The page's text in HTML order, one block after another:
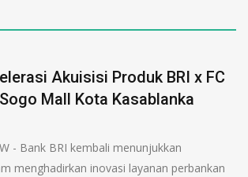
Akuisisi Produk BRI x FC
Mall Kota Kasablanka
- Bank BRI kembali menunjukkan
menghadirkan inovasi layanan perbankan